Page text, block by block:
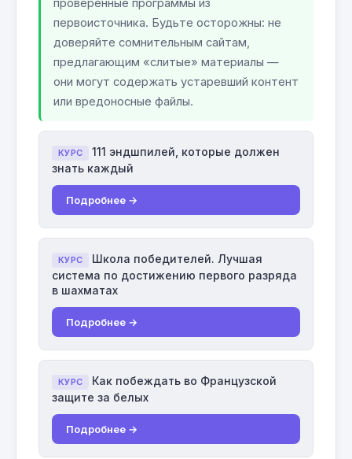
проверенные программы из
первоисточника. Будьте осторожны: не
доверяйте сомнительным сайтам,
предлагающим «слитые» материалы —
они могут содержать устаревший контент
или вредоносные файлы.
КУРС
111 эндшпилей, которые должен
знать каждый
Подробнее →
КУРС
Школа победителей. Лучшая
система по достижению первого разряда
в шахматах
Подробнее →
КУРС
Как побеждать во Французской
защите за белых
Подробнее →